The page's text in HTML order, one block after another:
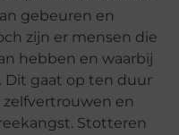
gebeuren en
zijn er mensen die
hebben en waarbij
Dit gaat op ten duur
en
Stotteren